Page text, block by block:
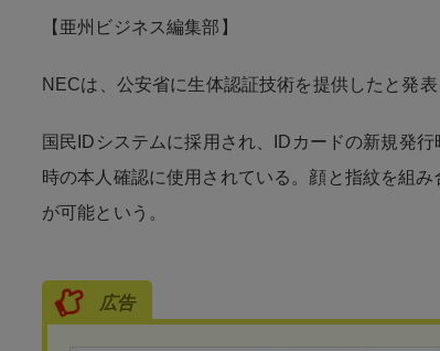
【亜州ビジネス編集部】
NECは、公安省に生体認証技術を提供したと発表
国民IDシステムに採用され、IDカードの新規発
時の本人確認に使用されている。顔と指紋を組
が可能という。
広告